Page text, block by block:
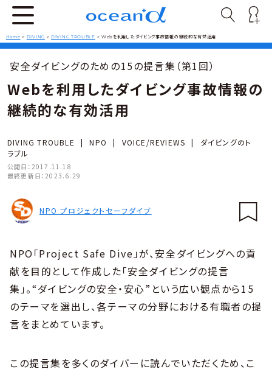
Home > DIVING >DIVING TROUBLE > Webを利用したダイビング事故情報の継続的な有効活用
安全ダイビングのための15の提言集（第1回）
Webを利用したダイビング事故情報の
継続的な有効活用
DIVING TROUBLE | NPO | VOICE/REVIEWS |
ダイビングのト
ラブル
公開日： 2017.11.18
最終更新日： 2023.6.29
NPO プロジェクトセーフダイブ
NPO「Project Safe Dive」が、安全ダイビングへの貢
献を目的として作成した「安全ダイビングの提言
集」。“ダイビングの安全・安心”という広い観点から15
のテーマを選出し、各テーマの分野における有職者の提
言をまとめています。
この提言集を多くのダイバーに読んでいただくため、こ